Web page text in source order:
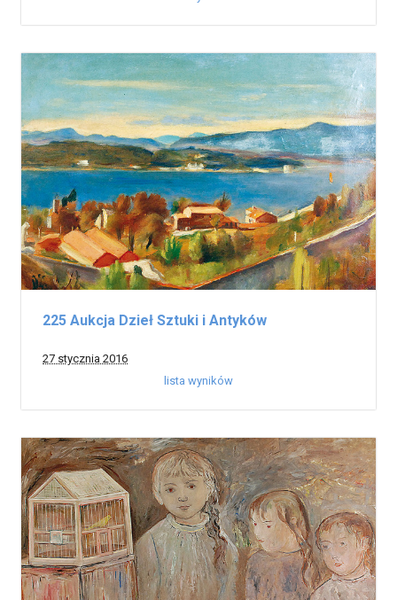
225 Aukcja Dzieł Sztuki i Antyków
27 stycznia 2016
lista wyników